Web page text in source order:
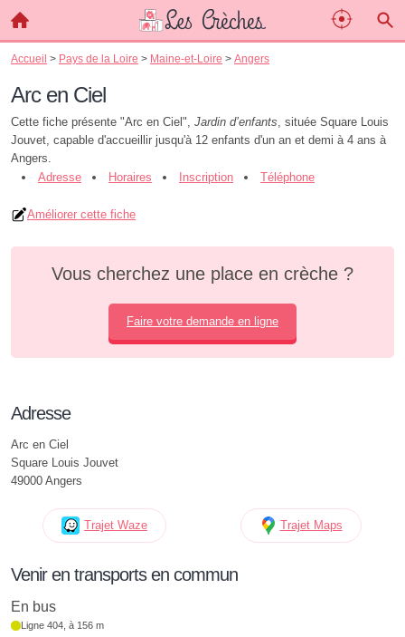
Accueil > Pays de la Loire > Maine-et-Loire > Angers
Arc en Ciel
Cette fiche présente "Arc en Ciel", Jardin d’enfants, située Square Louis
Jouvet, capable d'accueillir jusqu'à 12 enfants d'un an et demi à 4 ans à
Angers.
Adresse
Horaires Inscription Téléphone
Améliorer cette fiche
Vous cherchez une place en crèche ?
Faire votre demande en ligne
Adresse
Arc en Ciel
Square Louis Jouvet
49000 Angers
Trajet Waze Trajet Maps
Venir en transports en commun
En bus
Ligne 404, à 156 m